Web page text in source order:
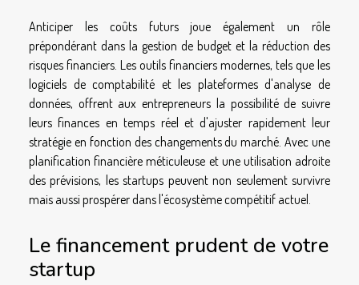
Anticiper les coûts futurs joue également un rôle
prépondérant dans la gestion de budget et la réduction des
risques financiers. Les outils financiers modernes, tels que les
logiciels de comptabilité et les plateformes d'analyse de
données, offrent aux entrepreneurs la possibilité de suivre
leurs finances en temps réel et d'ajuster rapidement leur
stratégie en fonction des changements du marché. Avec une
planification financière méticuleuse et une utilisation adroite
des prévisions, les startups peuvent non seulement survivre
mais aussi prospérer dans l'écosystème compétitif actuel.
Le financement prudent de votre
startup